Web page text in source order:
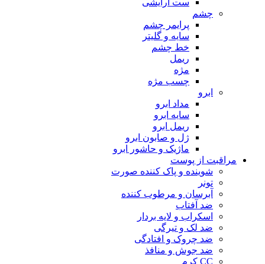
ست آرایشی
چشم
پرایمر چشم
سایه و گلیتر
خط چشم
ریمل
مژه
چسب مژه
ابرو
مداد ابرو
سایه ابرو
ریمل ابرو
ژل و صابون ابرو
ماژیک و حاشور ابرو
مراقبت از پوست
شوینده و پاک کننده صورت
تونر
آبرسان و مرطوب کننده
ضد آفتاب
اسکراب و لایه بردار
ضد لک و تیرگی
ضد چروک و افتادگی
ضد جوش و منافذ
CC کرم